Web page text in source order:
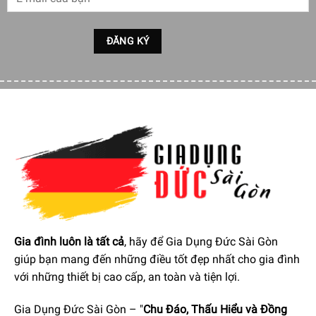
Luồng khí hiệu suất cao, đặc biệt yên tĩnh
Với công suất 2.600WW quạt Rowenta HQ7112 Air Force
Hot & Cool 2 In 1 cho luồng khí lạnh tỏa tối đa mặc dù kích
thước nhỏ gọn. Vận hành đặc biệt yên lặng không gây ra
Gia đình luôn là tất cả, hãy để Gia Dụng Đức Sài Gòn
giúp bạn mang đến những điều tốt đẹp nhất cho gia đình
với những thiết bị cao cấp, an toàn và tiện lợi.
Gia Dụng Đức Sài Gòn – "Chu Đáo, Thấu Hiểu và Đồng